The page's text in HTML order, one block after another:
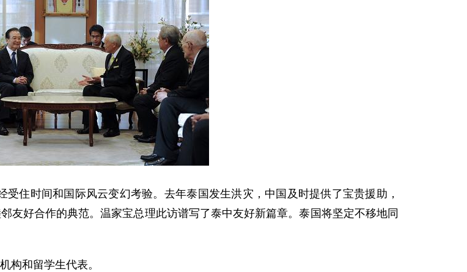
住时间和国际风云变幻考验。去年泰国发生洪灾，中国及时提供了宝贵援助，
友好合作的典范。温家宝总理此访谱写了泰中友好新篇章。泰国将坚定不移地同
和留学生代表。